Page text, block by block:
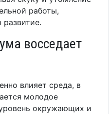
работы,
развитие.
восседает
влияет среда, в
молодое
окружающих и